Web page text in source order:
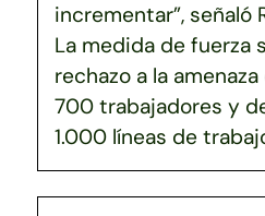
incrementar”, señaló
La medida de fuerza
rechazo a la
700 trabajadores y
1.000 líneas de